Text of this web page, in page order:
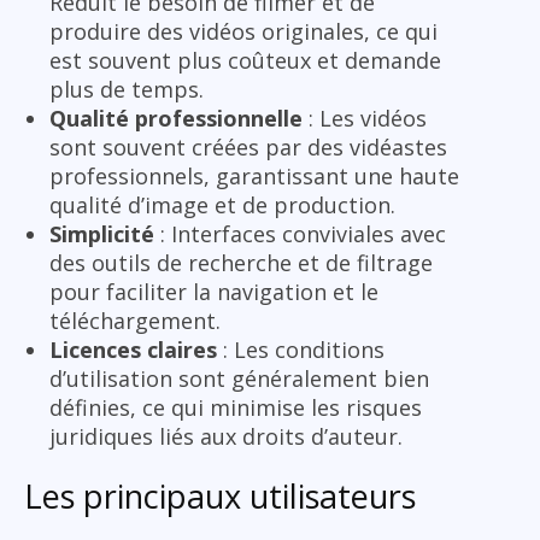
produire des vidéos originales, ce qui
est souvent plus coûteux et demande
plus de temps.
Qualité professionnelle : Les vidéos
sont souvent créées par des vidéastes
professionnels, garantissant une haute
qualité d’image et de production.
Simplicité : Interfaces conviviales avec
des outils de recherche et de filtrage
pour faciliter la navigation et le
téléchargement.
Licences claires : Les conditions
d’utilisation sont généralement bien
définies, ce qui minimise les risques
juridiques liés aux droits d’auteur.
Les principaux utilisateurs